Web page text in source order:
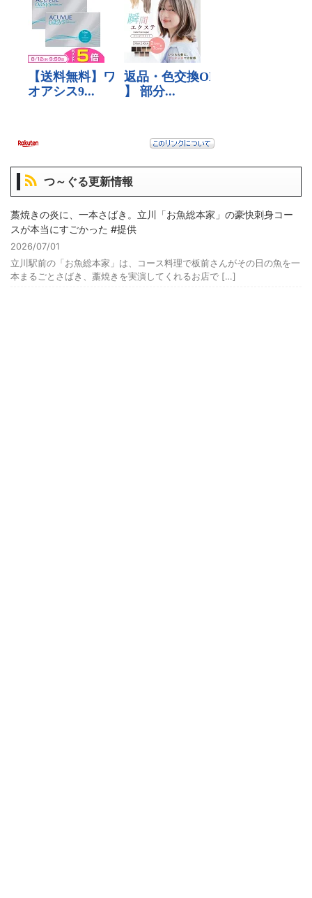
つ～ぐる更新情報
藁焼きの炎に、一本さばき。立川「お魚総本家」の豪快刺身コー
スが本当にすごかった #提供
2026/07/01
立川駅前の「お魚総本家」は、コース料理で板前さんがその日の魚を一
本まるごとさばき、藁焼きを実演してくれるお店で […]